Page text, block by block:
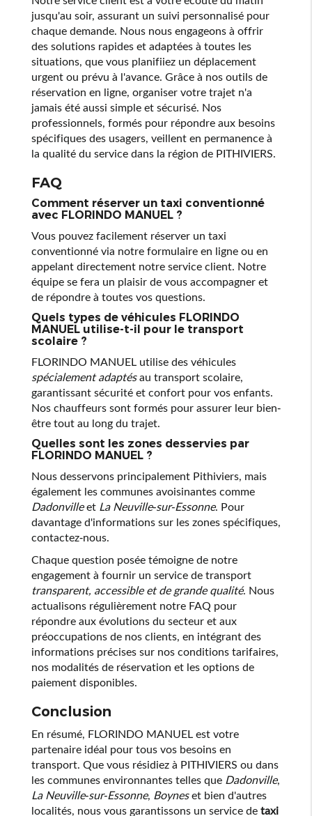
jusqu'au soir, assurant un suivi personnalisé pour
chaque demande. Nous nous engageons à offrir
des solutions rapides et adaptées à toutes les
situations, que vous planifiiez un déplacement
urgent ou prévu à l'avance. Grâce à nos outils de
réservation en ligne, organiser votre trajet n'a
jamais été aussi simple et sécurisé. Nos
professionnels, formés pour répondre aux besoins
spécifiques des usagers, veillent en permanence à
la qualité du service dans la région de PITHIVIERS.
FAQ
Comment réserver un taxi conventionné
avec FLORINDO MANUEL ?
Vous pouvez facilement réserver un taxi
conventionné via notre formulaire en ligne ou en
appelant directement notre service client. Notre
équipe se fera un plaisir de vous accompagner et
de répondre à toutes vos questions.
Quels types de véhicules FLORINDO
MANUEL utilise-t-il pour le transport
scolaire ?
FLORINDO MANUEL utilise des véhicules
spécialement adaptésau transport scolaire,
garantissant sécurité et confort pour vos enfants.
Nos chauffeurs sont formés pour assurer leur bien-
être tout au long du trajet.
Quelles sont les zones desservies par
FLORINDO MANUEL ?
Nous desservons principalement Pithiviers, mais
également les communes avoisinantes comme
Dadonvilleet La Neuville-sur-Essonne. Pour
davantage d'informations sur les zones spécifiques,
contactez-nous.
Chaque question posée témoigne de notre
engagement à fournir un service de transport
transparent, accessible et de grande qualité. Nous
actualisons régulièrement notre FAQ pour
répondre aux évolutions du secteur et aux
préoccupations de nos clients, en intégrant des
informations précises sur nos conditions tarifaires,
nos modalités de réservation et les options de
paiement disponibles.
Conclusion
En résumé, FLORINDO MANUEL est votre
partenaire idéal pour tous vos besoins en
transport. Que vous résidiez à PITHIVIERS ou dans
les communes environnantes telles que Dadonville,
La Neuville-sur-Essonne, Boyneset bien d'autres
localités, nous vous garantissons un service de taxi